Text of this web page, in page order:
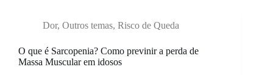
Dor, Outros temas, Risco de Queda
O que é Sarcopenia? Como previnir a perda de
Massa Muscular em idosos